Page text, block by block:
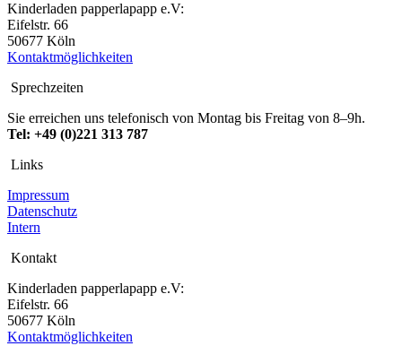
Kinderladen papperlapapp e.V:
Eifelstr. 66
50677 Köln
Kontaktmöglichkeiten
Sprechzeiten
Sie erreichen uns telefonisch von Montag bis Freitag von 8–9h.
Tel: +49 (0)221 313 787
Links
Impressum
Datenschutz
Intern
Kontakt
Kinderladen papperlapapp e.V:
Eifelstr. 66
50677 Köln
Kontaktmöglichkeiten